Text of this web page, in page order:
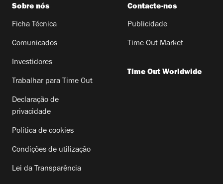
Sobre nós
Ficha Técnica
Comunicados
Investidores
Trabalhar para Time Out
Declaração de
privacidade
Política de cookies
Condições de utilização
Lei da Transparência
Contacte-nos
Publicidade
Time Out Market
Time Out Worldwide